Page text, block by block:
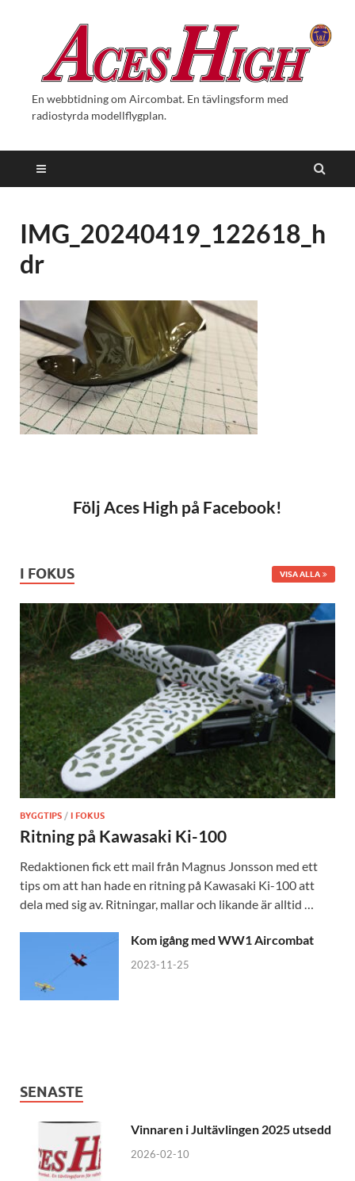
En webbtidning om Aircombat. En tävlingsform med
radiostyrda modellflygplan.
IMG_20240419_122618_h
dr
Följ Aces High på Facebook!
I FOKUS VISA ALLA
BYGGTIPS / I FOKUS
Ritning på Kawasaki Ki-100
Redaktionen fick ett mail från Magnus Jonsson med ett
tips om att han hade en ritning på Kawasaki Ki-100 att
dela med sig av. Ritningar, mallar och likande är alltid …
Kom igång med WW1 Aircombat
2023-11-25
SENASTE
Vinnaren i Jultävlingen 2025 utsedd
2026-02-10